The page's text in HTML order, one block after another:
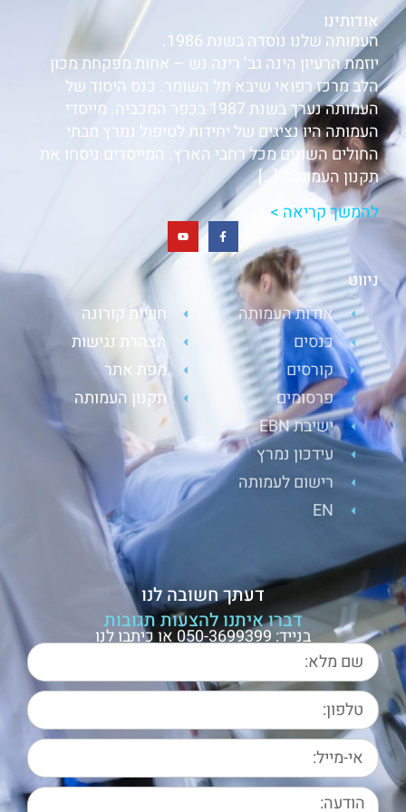
אודותינו
העמותה שלנו נוסדה בשנת 1986.
יוזמת הרעיון הינה גב’ רינה נש – אחות מפקחת מכון
הלב מרכז רפואי שיבא תל השומר. כנס היסוד של
העמותה נערך בשנת 1987 בכפר המכביה. מייסדי
העמותה היו נציגים של יחידות לטיפול נמרץ מבתי
החולים השונים מכל רחבי הארץ. המייסדים ניסחו את
תקנון העמותה. […]
להמשך קריאה >
ניווט
אודות העמותה
כנסים
קורסים
פרסומים
ישיבת EBN
עידכון נמרץ
רישום לעמותה
EN
חוויות קורונה
הצהרת נגישות
מפת אתר
תקנון העמותה
דעתך חשובה לנו
דברו איתנו להצעות תגובות
בנייד: 050-3699399 או כיתבו לנו